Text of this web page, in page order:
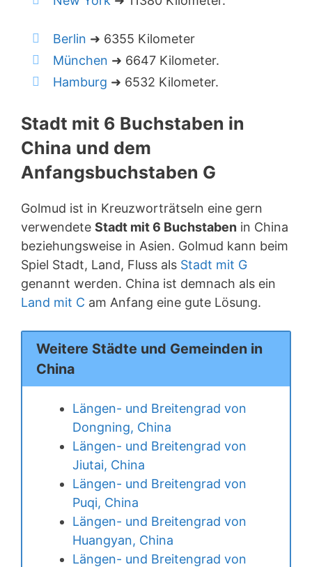
Berlin ➜ 6355 Kilometer
München ➜ 6647 Kilometer.
Hamburg ➜ 6532 Kilometer.
Stadt mit 6 Buchstaben in
China und dem
Anfangsbuchstaben G
Golmud ist in Kreuzworträtseln eine gern
verwendete Stadt mit 6 Buchstaben in China
beziehungsweise in Asien. Golmud kann beim
Spiel Stadt, Land, Fluss als Stadt mit G
genannt werden. China ist demnach als ein
Land mit C am Anfang eine gute Lösung.
Weitere Städte und Gemeinden in
China
Längen- und Breitengrad von
Dongning, China
Längen- und Breitengrad von
Jiutai, China
Längen- und Breitengrad von
Puqi, China
Längen- und Breitengrad von
Huangyan, China
Längen- und Breitengrad von